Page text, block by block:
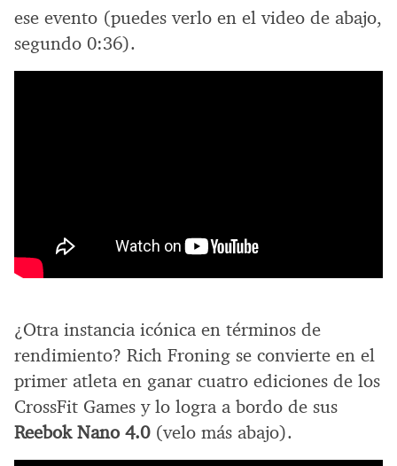
ese evento (puedes verlo en el video de abajo,
segundo 0:36).
¿Otra instancia icónica en términos de
rendimiento? Rich Froning se convierte en el
primer atleta en ganar cuatro ediciones de los
CrossFit Games y lo logra a bordo de sus
Reebok Nano 4.0(velo más abajo).